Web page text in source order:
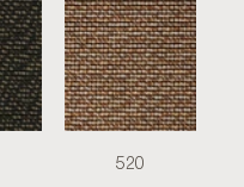
520